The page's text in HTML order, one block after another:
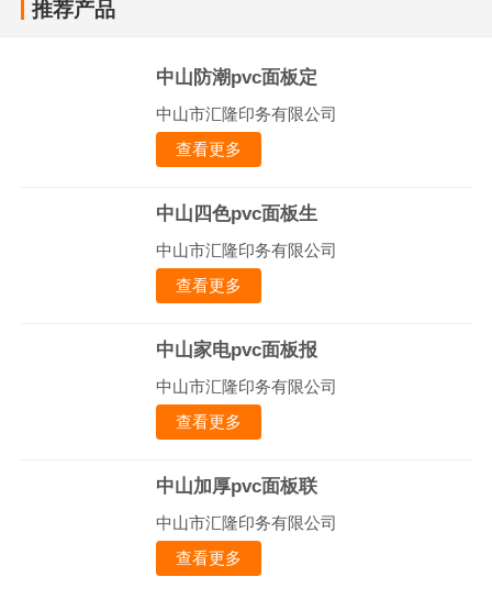
推荐产品
中山防潮pvc面板定
中山市汇隆印务有限公司
查看更多
中山四色pvc面板生
中山市汇隆印务有限公司
查看更多
中山家电pvc面板报
中山市汇隆印务有限公司
查看更多
中山加厚pvc面板联
中山市汇隆印务有限公司
查看更多